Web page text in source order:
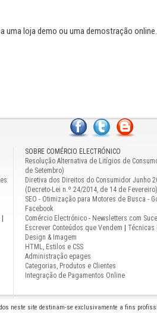
uma loja demo ou uma demostração online.
SOBRE COMÉRCIO ELECTRÓNICO
Resolução Alternativa de Litígios de
de Setembro)
Diretiva dos Direitos do Consumidor Junho
(Decreto-Lei n.º 24/2014, de 14 de Fevereiro)
SEO - Otimização para Motores de Busca -
Facebook
Comércio Electrónico - Newsletters com
Escrever Conteúdos que Vendem
Técnicas
Design & Imagem
HTML, Estilos e CSS
Administração epages
Categorias, Produtos e Clientes
Integração de Pagamentos Online
neste site destinam-se exclusivamente a fins